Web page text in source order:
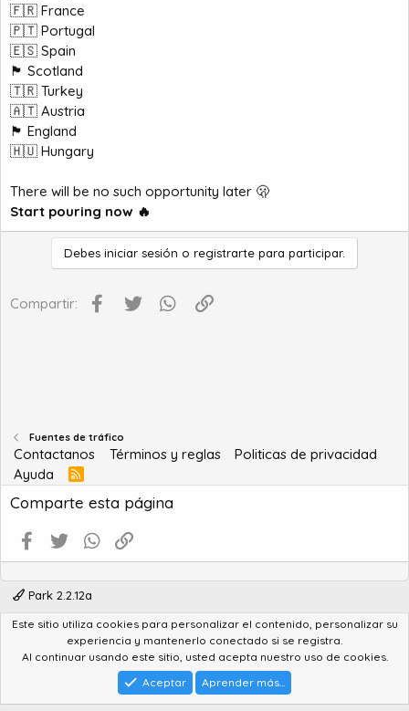
🇫🇷 France
🇵🇹 Portugal
🇪🇸 Spain
🏴󠁧󠁢󠁳󠁣󠁴󠁿 Scotland
🇹🇷 Turkey
🇦🇹 Austria
🏴󠁧󠁢󠁥󠁮󠁧󠁿 England
🇭🇺 Hungary
There will be no such opportunity later 🫢
Start pouring now 🔥
Debes iniciar sesión o registrarte para participar.
Compartir: Facebook
Twitter WhatsApp
Fuentes de tráfico
Contactanos Términos y reglas
Politicas de privacidad
Ayuda
R
S
S
Comparte esta página
Facebook
Twitter WhatsApp
Park 2.2.12a
Community platform by XenForo® © 2010-2022 XenForo Ltd.
Advanced Forum Stats by AddonFlare - Premium XF2 Addons
Feedback SystembyXenCentral.com
StylesFactory.pl
Este sitio utiliza cookies para personalizar el contenido, personalizar su
experiencia y mantenerlo conectado si se registra.
Al continuar usando este sitio, usted acepta nuestro uso de cookies.
Aceptar
Aprender más...